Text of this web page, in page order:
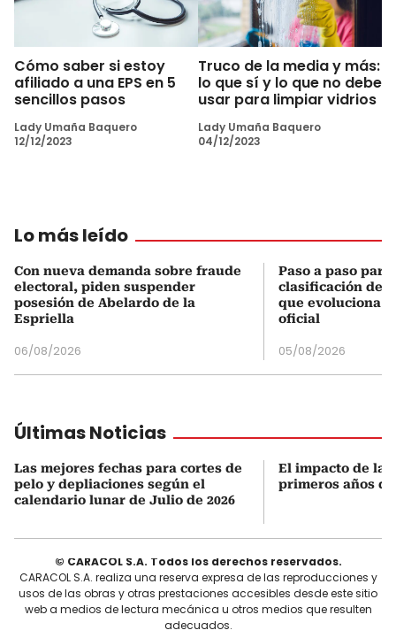
Cómo saber si estoy
afiliado a una EPS en 5
sencillos pasos
Lady Umaña Baquero
12/12/2023
Truco de la media y más:
lo que sí y lo que no debe
usar para limpiar vidrios
Lady Umaña Baquero
04/12/2023
Lo más leído
Con nueva demanda sobre fraude
electoral, piden suspender
posesión de Abelardo de la
Espriella
06/08/2026
Paso a paso
clasificación del
que evoluciona
oficial
05/08/2026
Últimas Noticias
Las mejores fechas para cortes de
pelo y depliaciones según el
calendario lunar de Julio de 2026
El impacto de
primeros años
© CARACOL S.A. Todos los derechos reservados.
CARACOL S.A. realiza una reserva expresa de las reproducciones y
usos de las obras y otras prestaciones accesibles desde este sitio
web a medios de lectura mecánica u otros medios que resulten
adecuados.